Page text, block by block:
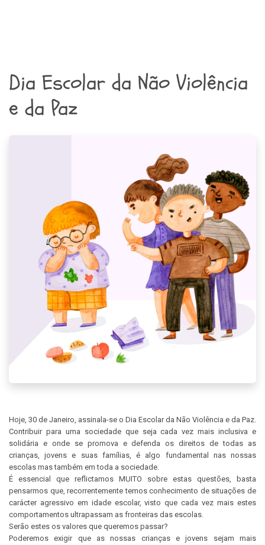
Dia Escolar da Não Violência
e da Paz
Hoje, 30 de Janeiro, assinala-se o Dia Escolar da Não Violência e da Paz.
Contribuir para uma sociedade que seja cada vez mais inclusiva e
solidária e onde se promova e defenda os direitos de todas as
crianças, jovens e suas famílias, é algo fundamental nas nossas
escolas mas também em toda a sociedade.
É essencial que reflictamos MUITO sobre estas questões, basta
pensarmos que, recorrentemente temos conhecimento de situações de
carácter agressivo em idade escolar, visto que cada vez mais estes
comportamentos ultrapassam as fronteiras das escolas.
Serão estes os valores que queremos passar?
Poderemos exigir que as nossas crianças e jovens sejam mais